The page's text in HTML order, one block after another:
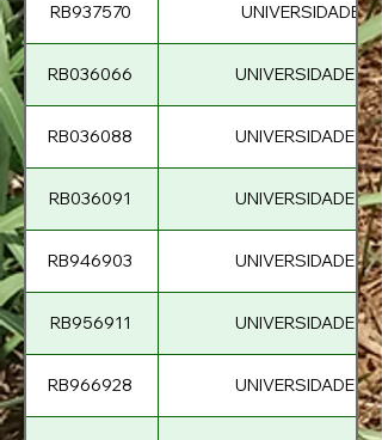
RB937570 UNIVERSIDADE
RB036066 UNIVERSIDADE
RB036088 UNIVERSIDADE
RB036091 UNIVERSIDADE
RB946903 UNIVERSIDADE
RB956911 UNIVERSIDADE
RB966928 UNIVERSIDADE